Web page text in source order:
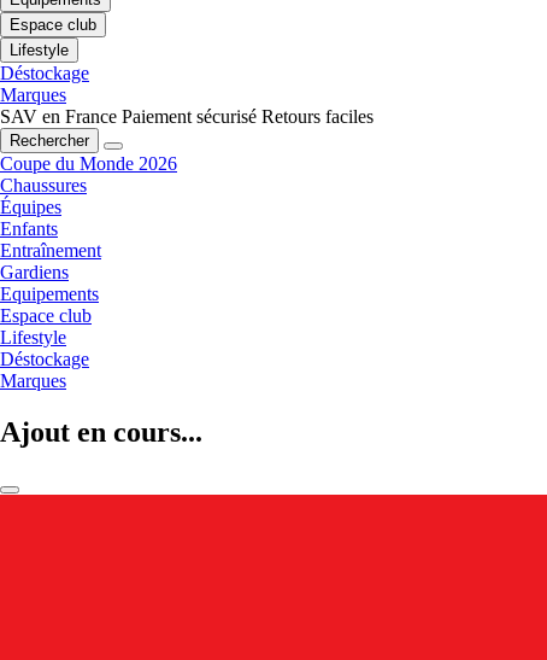
Espace club
Lifestyle
Déstockage
Marques
SAV en France Paiement sécurisé Retours faciles
Rechercher
Coupe du Monde 2026
Chaussures
Équipes
Enfants
Entraînement
Gardiens
Equipements
Espace club
Lifestyle
Déstockage
Marques
Ajout en cours...